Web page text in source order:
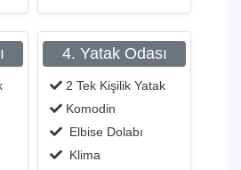
4. Yatak Odası
2 Tek Kişilik Yatak
Komodin
Elbise Dolabı
Klima